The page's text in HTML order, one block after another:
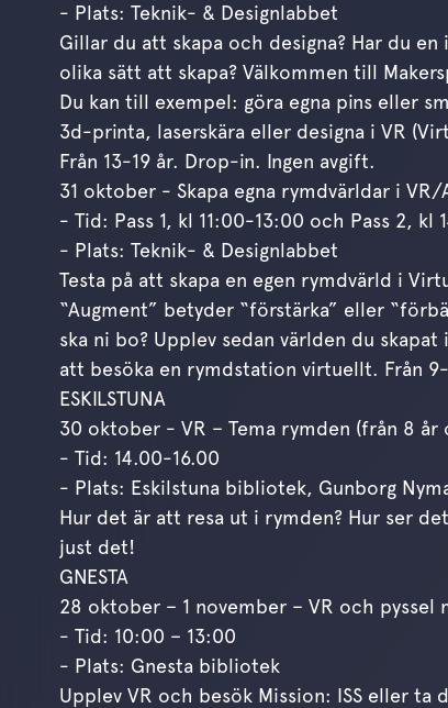
- Plats: Teknik- & Designlabbet
Gillar du att skapa och designa? Har du
olika sätt att skapa? Välkommen till
Du kan till exempel: göra egna pins eller
3d-printa, laserskära eller designa i VR
Från 13-19 år. Drop-in. Ingen avgift.
31 oktober - Skapa egna rymdvärldar i VR/
- Tid: Pass 1, kl 11:00-13:00 och Pass 2, kl
- Plats: Teknik- & Designlabbet
Testa på att skapa en egen rymdvärld i
“Augment” betyder “förstärka” eller
ska ni bo? Upplev sedan världen du
att besöka en rymdstation virtuellt. Från
ESKILSTUNA
30 oktober - VR – Tema rymden (från 8 år
- Tid: 14.00-16.00
- Plats: Eskilstuna bibliotek, Gunborg
Hur det är att resa ut i rymden? Hur ser
just det!
GNESTA
28 oktober – 1 november – VR och pyssel
- Tid: 10:00 – 13:00
- Plats: Gnesta bibliotek
Upplev VR och besök Mission: ISS eller ta